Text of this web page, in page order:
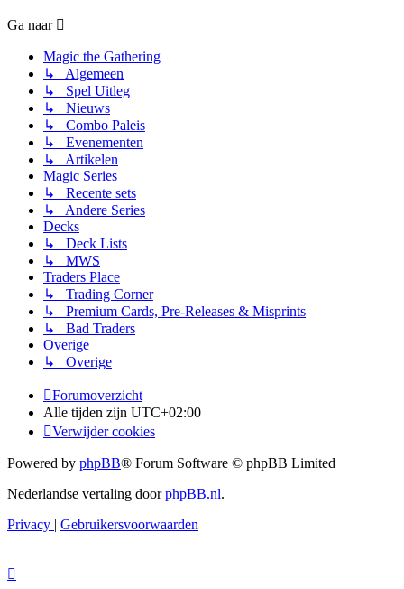
Ga naar
Magic the Gathering
↳ Algemeen
↳ Spel Uitleg
↳ Nieuws
↳ Combo Paleis
↳ Evenementen
↳ Artikelen
Magic Series
↳ Recente sets
↳ Andere Series
Decks
↳ Deck Lists
↳ MWS
Traders Place
↳ Trading Corner
↳ Premium Cards, Pre-Releases & Misprints
↳ Bad Traders
Overige
↳ Overige
Forumoverzicht
Alle tijden zijn UTC+02:00
Verwijder cookies
Powered by phpBB® Forum Software © phpBB Limited
Nederlandse vertaling doorphpBB.nl.
Privacy
Gebruikersvoorwaarden